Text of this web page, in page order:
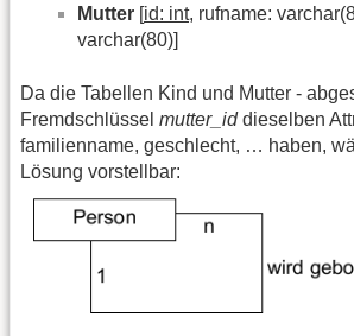
Mutter [id: int, rufname:
varchar(80)]
Da die Tabellen Kind und Mutter -
Fremdschlüssel mutter_iddieselben
familienname, geschlecht, … haben,
Lösung vorstellbar: